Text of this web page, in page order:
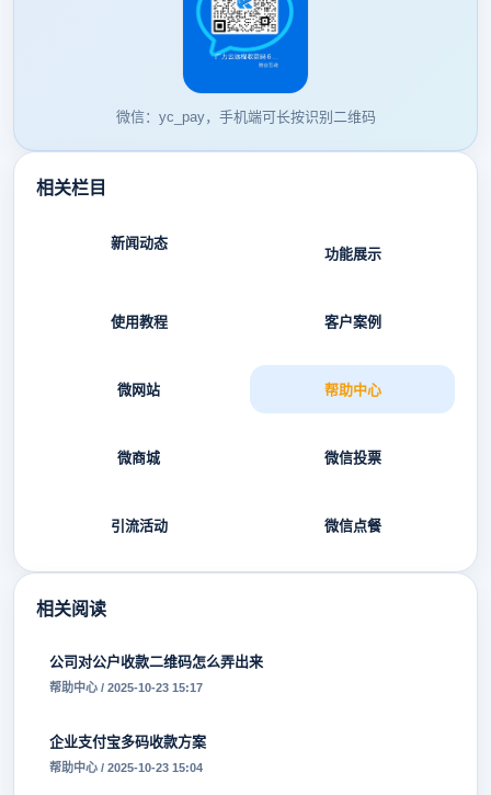
微信：yc_pay，手机端可长按识别二维码
相关栏目
新闻动态
功能展示
使用教程 客户案例
微网站 帮助中心
微商城 微信投票
引流活动 微信点餐
相关阅读
公司对公户收款二维码怎么弄出来
帮助中心 / 2025-10-23 15:17
企业支付宝多码收款方案
帮助中心 / 2025-10-23 15:04